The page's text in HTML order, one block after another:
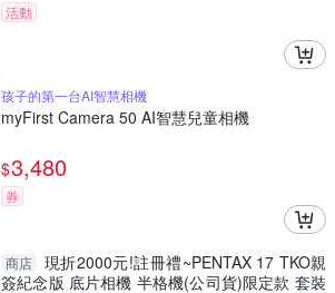
活動
孩子的第一台AI智慧相機
myFirst Camera 50 AI智慧兒童相機
$3,480
券
商店
現折2000元!註冊禮~PENTAX 17 TKO親
簽紀念版 底片相機 半格機(公司貨)限定款 套裝